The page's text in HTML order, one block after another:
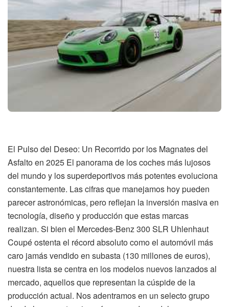
El Pulso del Deseo: Un Recorrido por los Magnates del
Asfalto en 2025 El panorama de los coches más lujosos
del mundo y los superdeportivos más potentes evoluciona
constantemente. Las cifras que manejamos hoy pueden
parecer astronómicas, pero reflejan la inversión masiva en
tecnología, diseño y producción que estas marcas
realizan. Si bien el Mercedes-Benz 300 SLR Uhlenhaut
Coupé ostenta el récord absoluto como el automóvil más
caro jamás vendido en subasta (130 millones de euros),
nuestra lista se centra en los modelos nuevos lanzados al
mercado, aquellos que representan la cúspide de la
producción actual. Nos adentramos en un selecto grupo